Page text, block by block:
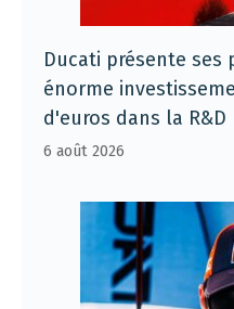
Ducati présente ses
énorme
d'euros dans la R&D
6 août 2026